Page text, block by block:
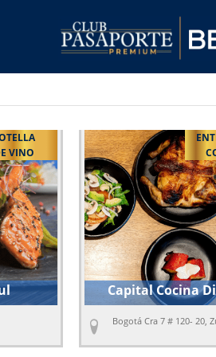
ENTRADAS DE
CORTESÍA
Diversa
20, Zula. PISO 3
La Peseta
Bogotá Calle